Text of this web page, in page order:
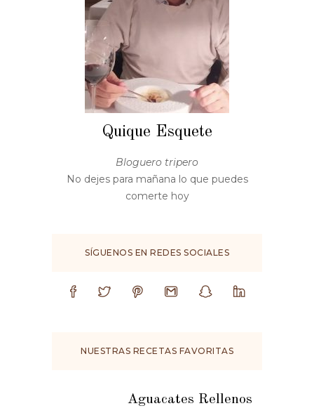
Quique Esquete
Bloguero tripero
No dejes para mañana lo que puedes
comerte hoy
SÍGUENOS EN REDES SOCIALES
NUESTRAS RECETAS FAVORITAS
Aguacates Rellenos